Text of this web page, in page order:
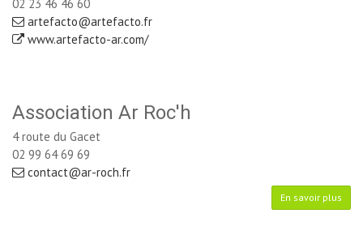
02 23 46 46 60
artefacto@artefacto.fr
www.artefacto-ar.com/
Association Ar Roc'h
4 route du Gacet
02 99 64 69 69
contact@ar-roch.fr
En savoir plus